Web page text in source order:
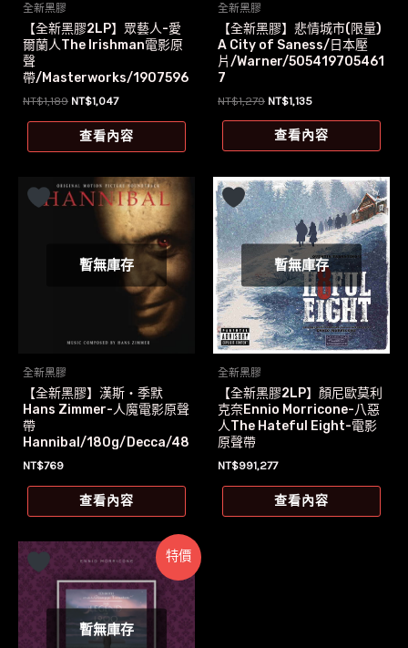
全新黑膠
【全新黑膠2LP】眾藝人-愛
爾蘭人The Irishman電影原
聲
帶/Masterworks/1907596
9471
NT$1,189 原
價
格：
NT$1,047目
價
格：
查看內容
全新黑膠
【全新黑膠】悲情城市(限量)
A City of Saness/日本壓
片/Warner/505419705461
7
NT$1,279 原
價
格：
NT$1,135目
價
格：
查看內容
暫無庫存
全新黑膠
【全新黑膠】漢斯‧季默
Hans Zimmer-人魔電影原聲
帶
Hannibal/180g/Decca/48
3 2130
NT$769
查看內容
暫無庫存
全新黑膠
【全新黑膠2LP】顏尼歐莫利
克奈Ennio Morricone-八惡
人The Hateful Eight-電影
原聲帶
NT$991,277
查看內容
特價
暫無庫存